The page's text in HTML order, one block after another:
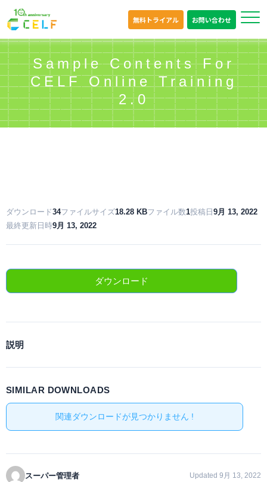
無料トライアル お問い合わせ
Sample Contents For
CELF Online Training
2.0
ダウンロード34ファイルサイズ18.28 KBファイル数1投稿日 9月 13, 2022
最終更新日時9月 13, 2022
ダウンロード
説明
SIMILAR DOWNLOADS
関連ダウンロードが見つかりません !
スーパー管理者 Updated 9月 13, 2022